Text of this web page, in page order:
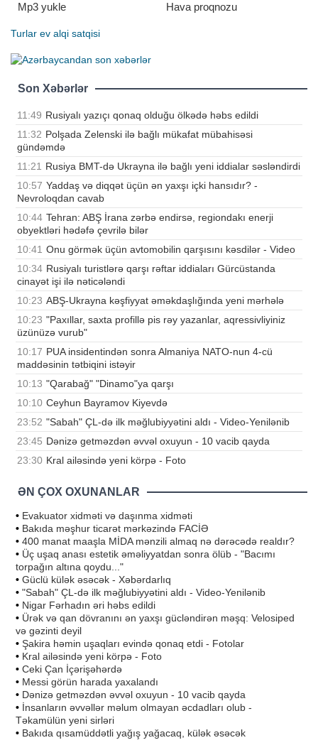
Mp3 yukle
Hava proqnozu
Turlar ev alqi satqisi
Son Xəbərlər
11:49 Rusiyalı yazıçı qonaq olduğu ölkədə həbs edildi
11:32 Polşada Zelenski ilə bağlı mükafat mübahisəsi
gündəmdə
11:21 Rusiya BMT-də Ukrayna ilə bağlı yeni iddialar səsləndirdi
10:57 Yaddaş və diqqət üçün ən yaxşı içki hansıdır? -
Nevroloqdan cavab
10:44 Tehran: ABŞ İrana zərbə endirsə, regiondakı enerji
obyektləri hədəfə çevrilə bilər
10:41 Onu görmək üçün avtomobilin qarşısını kəsdilər - Video
10:34 Rusiyalı turistlərə qarşı rəftar iddiaları Gürcüstanda
cinayət işi ilə nəticələndi
10:23 ABŞ-Ukrayna kəşfiyyat əməkdaşlığında yeni mərhələ
10:23 "Paxıllar, saxta profillə pis rəy yazanlar, aqressivliyiniz
üzünüzə vurub"
10:17 PUA insidentindən sonra Almaniya NATO-nun 4-cü
maddəsinin tətbiqini istəyir
10:13 "Qarabağ" "Dinamo"ya qarşı
10:10 Ceyhun Bayramov Kiyevdə
23:52 "Sabah" ÇL-də ilk məğlubiyyətini aldı - Video-Yenilənib
23:45 Dənizə getməzdən əvvəl oxuyun - 10 vacib qayda
23:30 Kral ailəsində yeni körpə - Foto
ƏN ÇOX OXUNANLAR
• Evakuator xidməti və daşınma xidməti
• Bakıda məşhur ticarət mərkəzində FACİƏ
• 400 manat maaşla MİDA mənzili almaq nə dərəcədə realdır?
• Üç uşaq anası estetik əməliyyatdan sonra ölüb - "Bacımı
torpağın altına qoydu..."
• Güclü külək əsəcək - Xəbərdarlıq
• "Sabah" ÇL-də ilk məğlubiyyətini aldı - Video-Yenilənib
• Nigar Fərhadın əri həbs edildi
• Ürək və qan dövranını ən yaxşı gücləndirən məşq: Velosiped
və gəzinti deyil
• Şakira həmin uşaqları evində qonaq etdi - Fotolar
• Kral ailəsində yeni körpə - Foto
• Ceki Çan İçərişəhərdə
• Messi görün harada yaxalandı
• Dənizə getməzdən əvvəl oxuyun - 10 vacib qayda
• İnsanların əvvəllər məlum olmayan əcdadları olub -
Təkamülün yeni sirləri
• Bakıda qısamüddətli yağış yağacaq, külək əsəcək